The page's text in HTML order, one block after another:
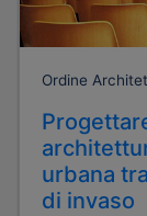
Ordine
urbana
di invaso